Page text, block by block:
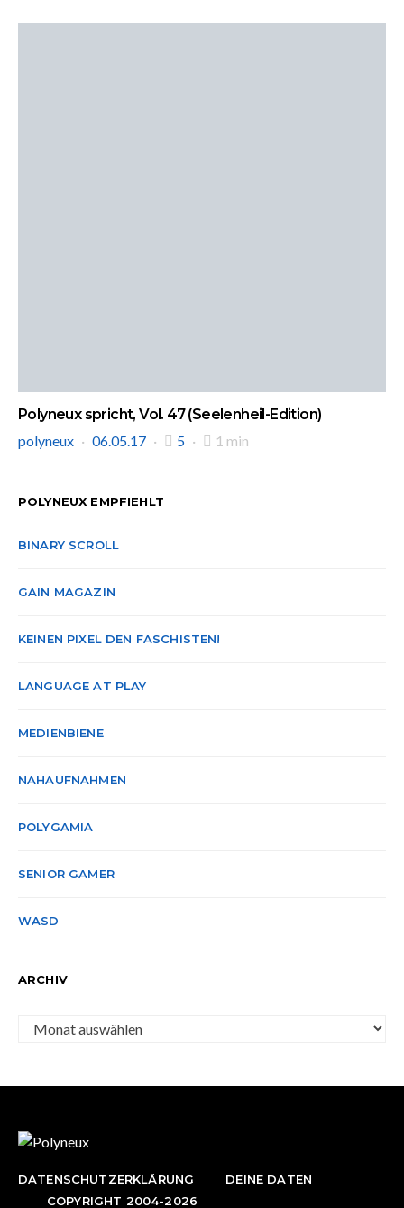
Polyneux spricht, Vol. 47 (Seelenheil-Edition)
polyneux
06.05.17 5 1 min
POLYNEUX EMPFIEHLT
BINARY SCROLL
GAIN MAGAZIN
KEINEN PIXEL DEN FASCHISTEN!
LANGUAGE AT PLAY
MEDIENBIENE
NAHAUFNAHMEN
POLYGAMIA
SENIOR GAMER
WASD
ARCHIV
Archiv
DATENSCHUTZERKLÄRUNG
DEINE DATEN
COPYRIGHT 2004-2026